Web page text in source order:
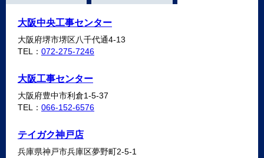
大阪中央工事センター
大阪府堺市堺区八千代通4-13
TEL： 072-275-7246
大阪工事センター
大阪府豊中市利倉1-5-37
TEL： 066-152-6576
テイガク神戸店
兵庫県神戸市兵庫区夢野町2-5-1